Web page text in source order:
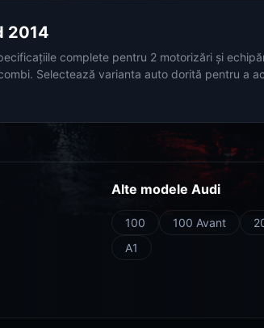
2014
complete pentru 2 motorizări și
Selectează varianta auto dorită pentru a
Alte modele Audi
100 100 Avant
A1